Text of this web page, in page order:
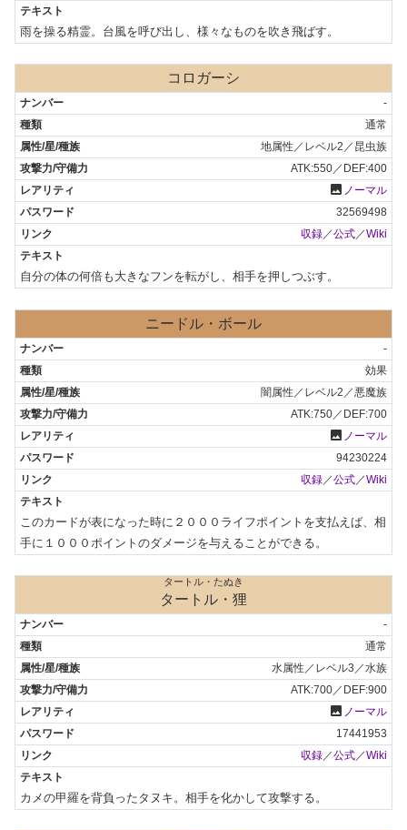
雨を操る精霊。台風を呼び出し、様々なものを吹き飛ばす。
コロガーシ
-
通常
地属性／レベル2／昆虫族
ATK:550／DEF:400
photo ノーマル
32569498
収録／公式／Wiki
自分の体の何倍も大きなフンを転がし、相手を押しつぶす。
ニードル・ボール
-
効果
闇属性／レベル2／悪魔族
ATK:750／DEF:700
photo ノーマル
94230224
収録 ／公式 ／Wiki
このカードが表になった時に２０００ライフポイントを支払えば、相
手に１０００ポイントのダメージを与えることができる。
タートル・たぬき
タートル・狸
-
通常
水属性／レベル3／水族
ATK:700／DEF:900
photo ノーマル
17441953
収録／公式／Wiki
カメの甲羅を背負ったタヌキ。相手を化かして攻撃する。